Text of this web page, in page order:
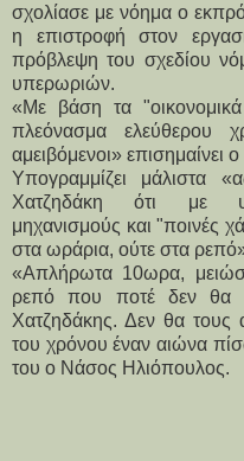
σχολίασε με νόημα ο
η επιστροφή στον
πρόβλεψη του σχεδίου
υπερωριών.
«Με βάση τα
πλεόνασμα ελεύθερου
αμειβόμενοι»
Υπογραμμίζει μάλιστα
Χατζηδάκη ότι με
μηχανισμούς και "ποινές
στα ωράρια, ούτε στα
«Απλήρωτα 10ωρα,
ρεπό που ποτέ δεν θα
Χατζηδάκης. Δεν θα τους
του χρόνου έναν αιώνα
του ο Νάσος Ηλιόπουλος.